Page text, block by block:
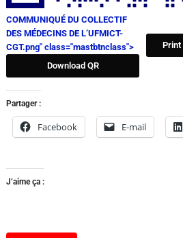
COMMUNIQUÉ DU COLLECTIF
DES MÉDECINS DE L’UFMICT-
CGT.png" class="mastbtnclass">
Download QR
Print
Partager :
Facebook E-mail
J’aime ça :